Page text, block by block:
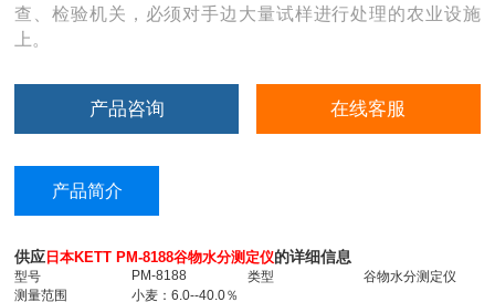
查、检验机关，必须对手边大量试样进行处理的农业设施
上。
产品咨询 在线客服
产品简介
供应 日本KETT PM-8188谷物水分测定仪的详细信息
型号 PM-8188 类型
谷物水分测定仪
测量范围
小麦：6.0--40.0％